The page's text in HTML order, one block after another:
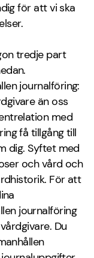
för att vi ska
tredje part
journalföring:
än oss
med
få tillgång till
dig. Syftet med
och vård och
För att
journalföring
Du